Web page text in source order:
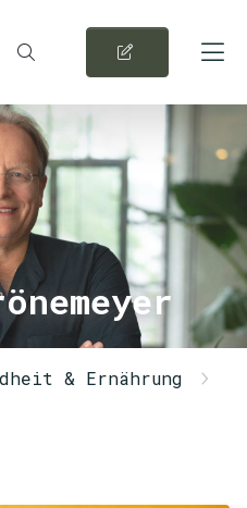
& Ernährung